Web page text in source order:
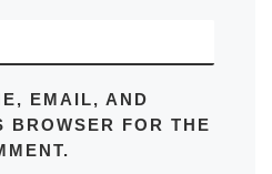
EMAIL, AND
BROWSER FOR THE